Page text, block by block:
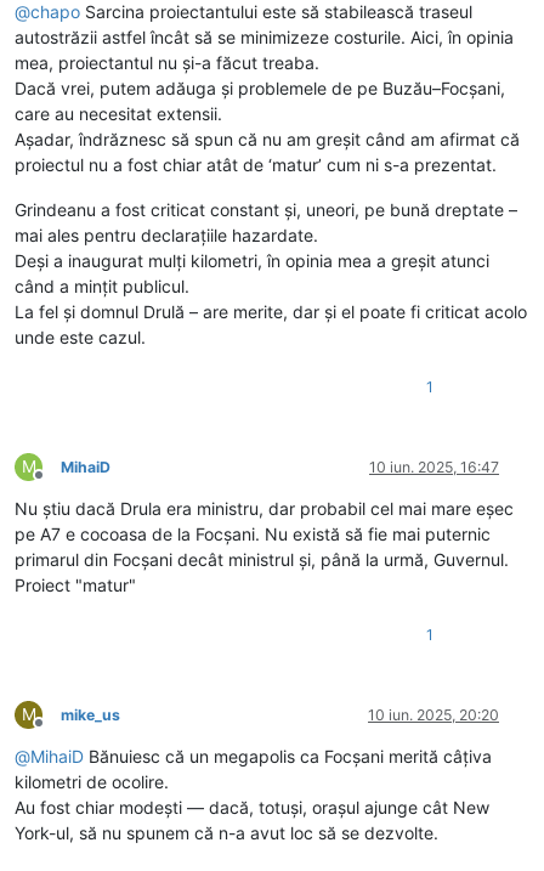
@chapo Sarcina proiectantului este să stabilească traseul
autostrăzii astfel încât să se minimizeze costurile. Aici, în opinia
mea, proiectantul nu și-a făcut treaba.
Dacă vrei, putem adăuga și problemele de pe Buzău–Focșani,
care au necesitat extensii.
Așadar, îndrăznesc să spun că nu am greșit când am afirmat că
proiectul nu a fost chiar atât de ‘matur’ cum ni s-a prezentat.
Grindeanu a fost criticat constant și, uneori, pe bună dreptate –
mai ales pentru declarațiile hazardate.
Deși a inaugurat mulți kilometri, în opinia mea a greșit atunci
când a mințit publicul.
La fel și domnul Drulă – are merite, dar și el poate fi criticat acolo
unde este cazul.
1
M
Deconectat
MihaiD 10 iun. 2025, 16:47
Nu știu dacă Drula era ministru, dar probabil cel mai mare eșec
pe A7 e cocoasa de la Focșani. Nu există să fie mai puternic
primarul din Focșani decât ministrul și, până la urmă, Guvernul.
Proiect "matur"
1
M
Deconectat
mike_us 10 iun. 2025, 20:20
@MihaiD Bănuiesc că un megapolis ca Focșani merită câțiva
kilometri de ocolire.
Au fost chiar modești — dacă, totuși, orașul ajunge cât New
York-ul, să nu spunem că n-a avut loc să se dezvolte.